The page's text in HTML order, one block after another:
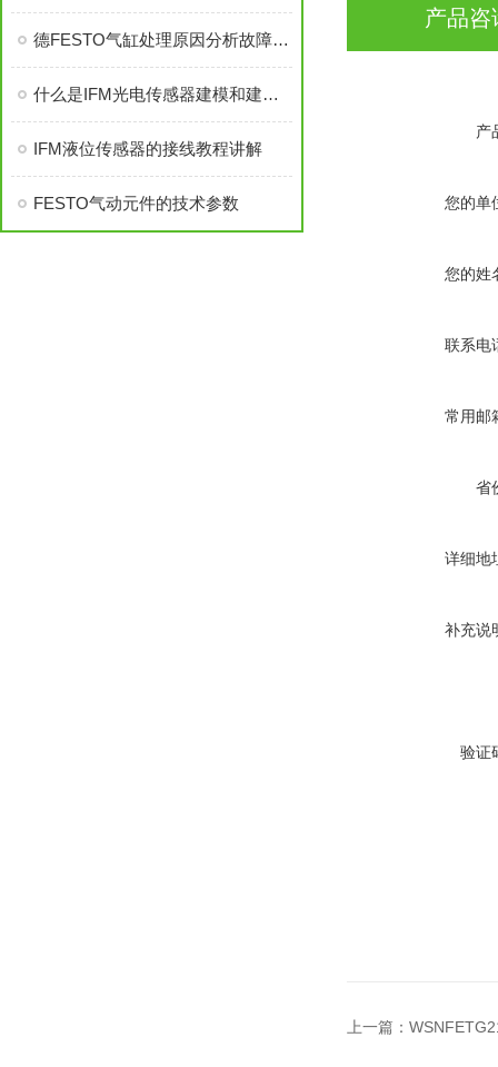
德FESTO气缸处理原因分析故障有哪些？
什么是IFM光电传感器建模和建模的重要性
IFM液位传感器的接线教程讲解
FESTO气动元件的技术参数
产品咨
产
您的单
您的姓
联系电
常用邮
省
详细地
补充说
验证
上一篇：